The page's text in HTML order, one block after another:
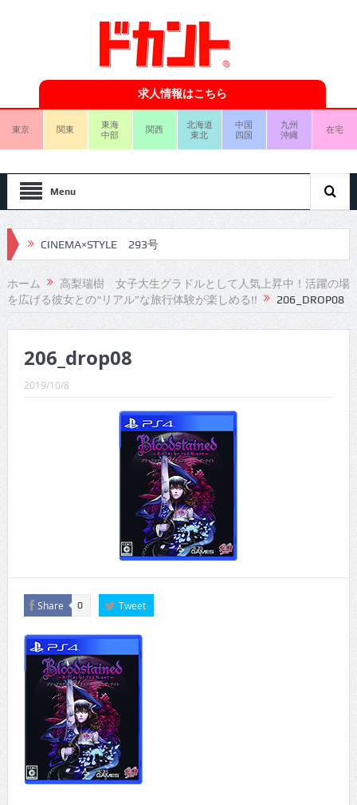
求人情報はこちら
東京 関東
東海
中部
関西
北海道
東北
中国
四国
九州
沖縄
在宅
Menu
CINEMA×STYLE 293号
CINEMA×STYLE 292号
CINEMA×STYLE 291号
CINEMA×STYLE 289号
CINEMA×STYLE 287号
CINEMA×STYLE 286号
CINEMA×STYLE 285号
CINEMA×STYLE 294号
ホーム
高梨瑞樹 女子大生グラドルとして人気上昇中！活躍の場
を広げる彼女との“リアル”な旅行体験が楽しめる!!
206_DROP08
206_drop08
2019/10/8
Share 0 Tweet